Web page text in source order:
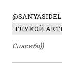
@SANYASIDEL
Спасибо))